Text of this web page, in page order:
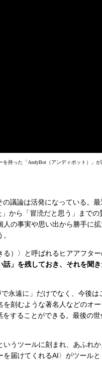
持った「AndyBot（アンディボット）」が
議論は活発になっている。
から「冒涜だと思う」まで
の事実や思い出から勝手に拡
）〉と呼ばれるヒアアフタ
」を残しておき、それを聞
永遠に」だけでなく、今後は
刻むような著名人などのオ
することができる。最後の
うツールに刻まれ、あふれか
届けてくれるAI〉がツールと